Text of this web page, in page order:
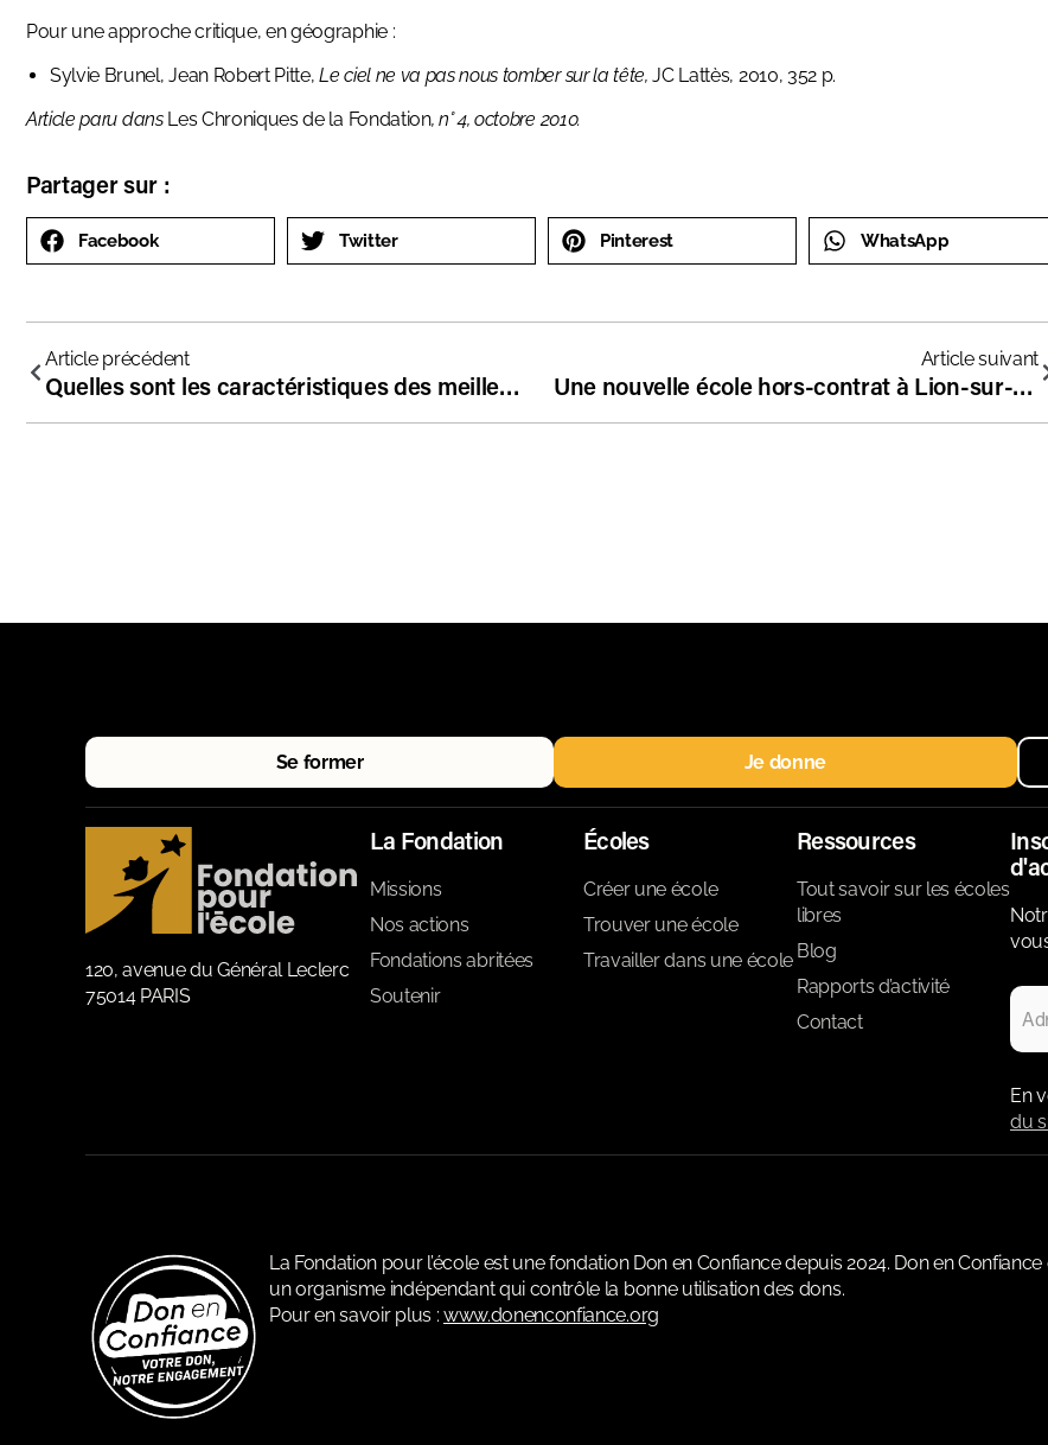
Pour une approche critique, en géographie :
Sylvie Brunel, Jean Robert Pitte,Le ciel ne va pas nous tomber sur la tête,JC Lattès, 2010, 352 p.
Article paru dans Les Chroniques de la Fondation, n° 4, octobre 2010.
Partager sur :
Facebook Twitter Pinterest WhatsApp
Article précédent
Quelles sont les caractéristiques des meilleurs systèmes éducatifs de l’OCDE?
Article suivant
Une nouvelle école hors-contrat à Lion-sur-Mer (Calvados)
Se former Je donne
120, avenue du Général Leclerc
75014 PARIS
La Fondation
Missions
Nos actions
Fondations abritées
Soutenir
Écoles
Créer une école
Trouver une école
Travailler dans une école
Ressources
Tout savoir sur les écoles
libres
Blog
Rapports d’activité
Contact
En
du
La Fondation pour l’école est une fondation Don en Confiance depuis 2024. Don en Confiance
un organisme indépendant qui contrôle la bonne utilisation des dons.
Pour en savoir plus : www.donenconfiance.org